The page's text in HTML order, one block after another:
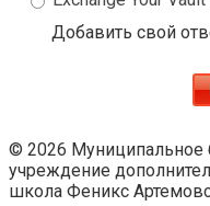
Добавить свой
© 2026 Муниципальное
учреждение
школа Феникс